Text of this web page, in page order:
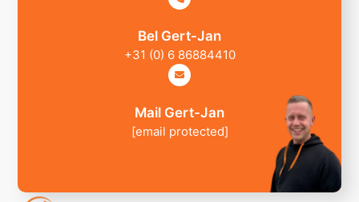
Bel Gert-Jan
+31 (0) 6 86884410
Mail Gert-Jan
[email protected]